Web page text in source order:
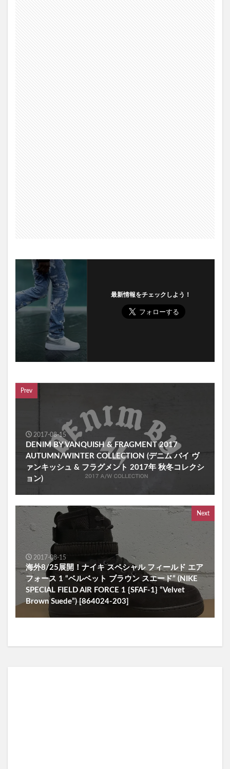
最新情報をチェックしよう！
Prev
2017-08-15
DENIM BY VANQUISH & FRAGMENT 2017
AUTUMN/WINTER COLLECTION (デニム バイ ヴ
ァンキッシュ & フラグメント 2017年 秋冬コレクシ
ョン)
Next
2017-08-15
海外8/25展開！ナイキ スペシャル フィールド エア
フォース 1 “ベルベット ブラウン スエード” (NIKE
SPECIAL FIELD AIR FORCE 1 {SFAF-1} “Velvet
Brown Suede”) [864024-203]